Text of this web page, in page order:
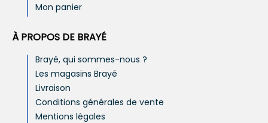
Mon panier
À PROPOS DE BRAYÉ
Brayé, qui sommes-nous ?
Les magasins Brayé
Livraison
Conditions générales de vente
Mentions légales